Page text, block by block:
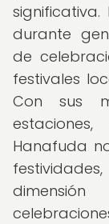
durante
de
festivales
Con sus
Hanafuda